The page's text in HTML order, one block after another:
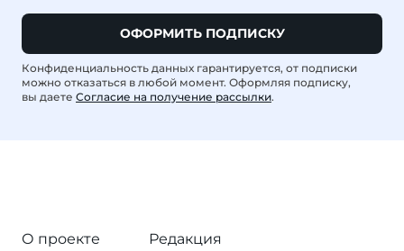
ОФОРМИТЬ ПОДПИСКУ
Конфиденциальность данных гарантируется, от подписки
можно отказаться в любой момент. Оформляя подписку,
вы даете Согласие на получение рассылки.
О проекте
Редакция